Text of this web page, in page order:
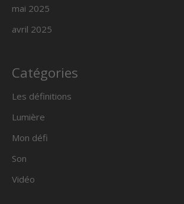
mai 2025
avril 2025
Catégories
Les définitions
Lumière
Mon défi
Son
Vidéo